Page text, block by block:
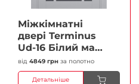
Міжкімнатні
двері Terminus
Ud-16 Білий мат
(Термінус) Сатин
білий Плівка
від 4849 грн за полотно
Детальніше